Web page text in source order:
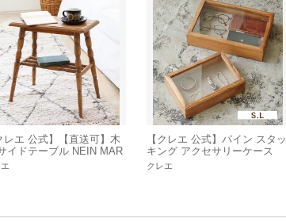
レエ 公式】【直送可】木
イドテーブル NEIN MAR
ナインマーケ「2023新
【クレエ 公式】パイン スタッ
キング アクセサリーケース
(S/Lサイズ) NEIN MARKE / ナ
インマーケ
クレエ